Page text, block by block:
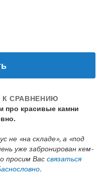
К СРАВНЕНИЮ
про красивые камни
не «на складе», а «под
уже забронирован кем-
просим Вас связаться
.